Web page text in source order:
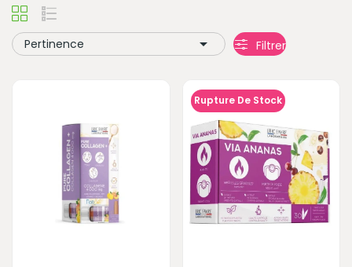
Pertinence  Filtrer
Rupture De Stock